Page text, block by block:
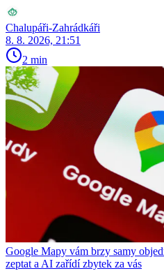
Chalupáři-Zahrádkáři
8. 8. 2026, 21:51
2 min
Google Mapy vám brzy samy
zeptat a AI zařídí zbytek za vás